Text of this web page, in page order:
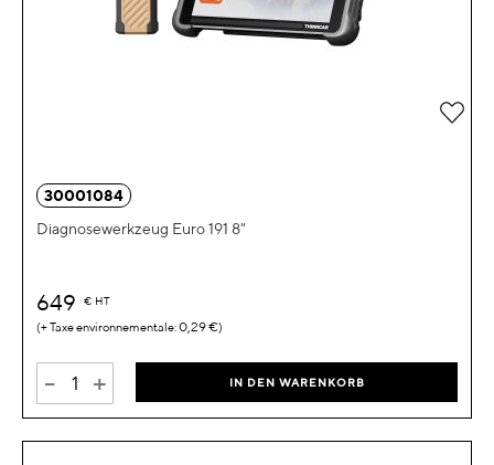
30001084
Diagnosewerkzeug Euro 191 8"
649 € HT
0,29 €
- + IN DEN WARENKORB
Zur